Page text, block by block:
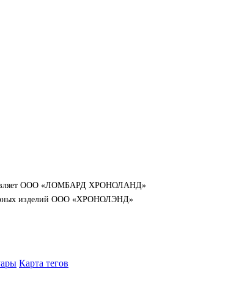
ООО «ЛОМБАРД ХРОНОЛАНД»
изделий ООО «ХРОНОЛЭНД»
Карта тегов